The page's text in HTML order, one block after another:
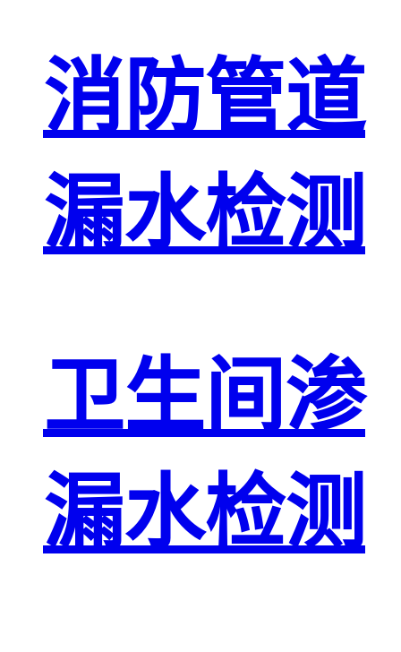
消防管道
漏水检测
卫生间渗
漏水检测